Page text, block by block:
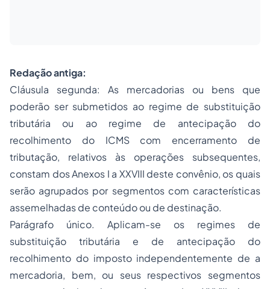
Redação antiga:
Cláusula segunda: As mercadorias ou bens que
poderão ser submetidos ao regime de substituição
tributária ou ao regime de antecipação do
recolhimento do ICMS com encerramento de
tributação, relativos às operações subsequentes,
constam dos Anexos I a XXVIII deste convênio, os quais
serão agrupados por segmentos com características
assemelhadas de conteúdo ou de destinação.
Parágrafo único. Aplicam-se os regimes de
substituição tributária e de antecipação do
recolhimento do imposto independentemente de a
mercadoria, bem, ou seus respectivos segmentos